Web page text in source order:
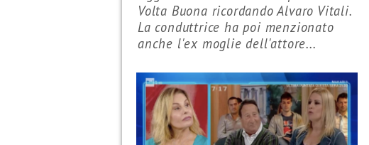
Volta Buona ricordando Alvaro Vitali.
La conduttrice ha poi menzionato
anche l'ex moglie dell'attore...